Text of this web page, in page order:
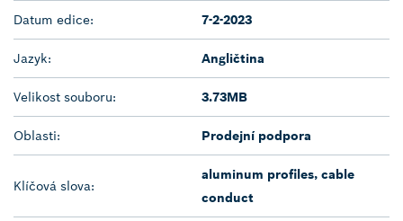
Datum edice: 7-2-2023
Jazyk: Angličtina
Velikost souboru: 3.73MB
Oblasti: Prodejní podpora
Klíčová slova:
aluminum profiles, cable
conduct